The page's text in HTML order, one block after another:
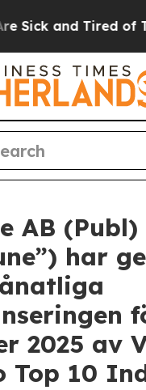
and Tired of This
AB (Publ)
har
2025 av
Top 10